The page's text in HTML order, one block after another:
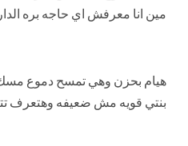
مين انا معرفش اي حاجه بره الدار
هيام بحزن وهي تمسح دموع مسك
بنتي قويه مش ضعيفه وهتعرف